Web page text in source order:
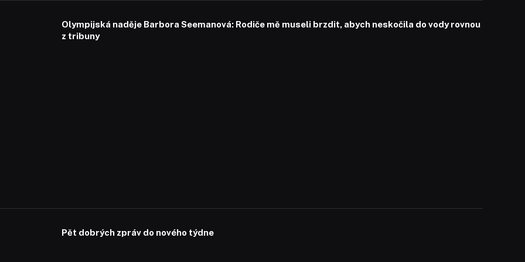
Olympijská naděje Barbora Seemanová: Rodiče mě museli brzdit, abych neskočila do vody rovnou
z tribuny
Pět dobrých zpráv do nového týdne